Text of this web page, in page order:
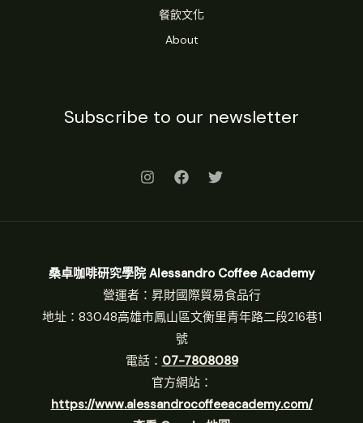
餐飲文化
About
Subscribe to our newsletter
桑卓咖啡研究學院 Alessandro Coffee Academy
營運者：昇財國際貿易食品行
地址：83048高雄市鳳山區文衡里青年路二段216巷1
號
電話： 07-7808089
官方網站：
https://www.alessandrocoffeeacademy.com/